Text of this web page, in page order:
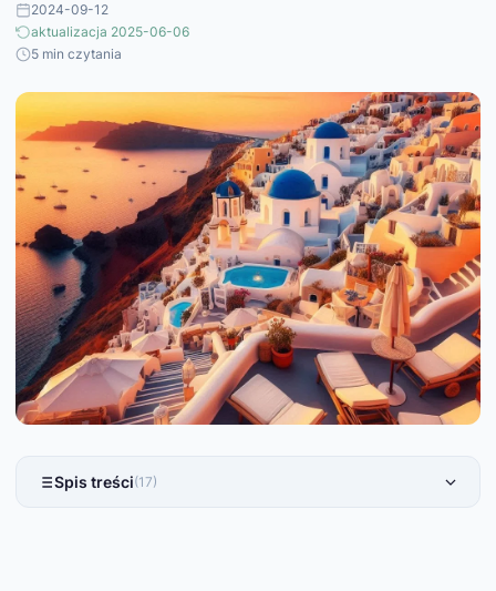
2024-09-12
aktualizacja 2025-06-06
5 min czytania
Spis treści(17)